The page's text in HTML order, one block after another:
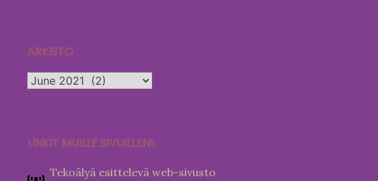
ARKISTO
Arkisto
LINKIT MUILLE SIVUILLENI:
Tekoälyä esittelevä web-sivusto